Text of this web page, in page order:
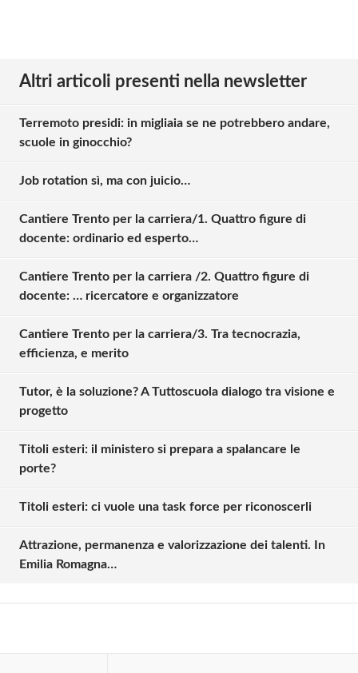
Altri articoli presenti nella newsletter
Terremoto presidi: in migliaia se ne potrebbero andare,
scuole in ginocchio?
Job rotation sì, ma con juicio…
Cantiere Trento per la carriera/1. Quattro figure di
docente: ordinario ed esperto…
Cantiere Trento per la carriera /2. Quattro figure di
docente: … ricercatore e organizzatore
Cantiere Trento per la carriera/3. Tra tecnocrazia,
efficienza, e merito
Tutor, è la soluzione? A Tuttoscuola dialogo tra visione e
progetto
Titoli esteri: il ministero si prepara a spalancare le
porte?
Titoli esteri: ci vuole una task force per riconoscerli
Attrazione, permanenza e valorizzazione dei talenti. In
Emilia Romagna…
Solo gli utenti registrati possono
Effettua il Login